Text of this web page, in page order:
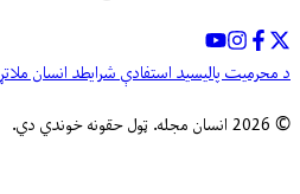
د محرمیت پالیسيد استفادې شرایطد انسان ملاتړ
©
2026 انسان مجله. ټول حقونه خوندي دي.